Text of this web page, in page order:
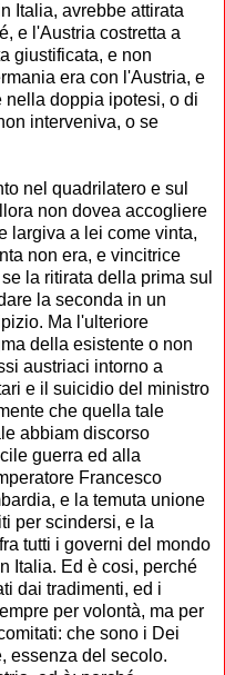
Italia, avrebbe attirata
e l'Austria costretta a
giustificata, e non
era con l'Austria, e
nella doppia ipotesi, o di
interveniva, o se
nel quadrilatero e sul
non dovea accogliere
largiva a lei come vinta,
non era, e vincitrice
la ritirata della prima sul
la seconda in un
Ma l'ulteriore
della esistente o non
austriaci intorno a
e il suicidio del ministro
che quella tale
abbiam discorso
guerra ed alla
Francesco
e la temuta unione
per scindersi, e la
tutti i governi del mondo
Italia. Ed è cosi, perché
dai tradimenti, ed i
per volontà, ma per
che sono i Dei
essenza del secolo.